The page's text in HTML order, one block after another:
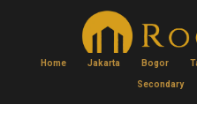
Home Jakarta Bogor
Secondary